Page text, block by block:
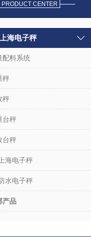
PRODUCT CENTER
海电子秤
配料系统
秤
秤
台秤
台秤
海电子秤
水电子秤
产品